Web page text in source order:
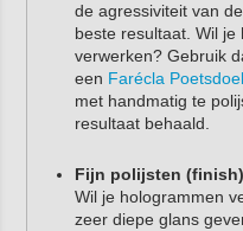
de agressiviteit van
beste resultaat. Wil
verwerken? Gebruik
een Farécla
met handmatig te
resultaat behaald.
Fijn polijsten (finish)
Wil je hologrammen
zeer diepe glans